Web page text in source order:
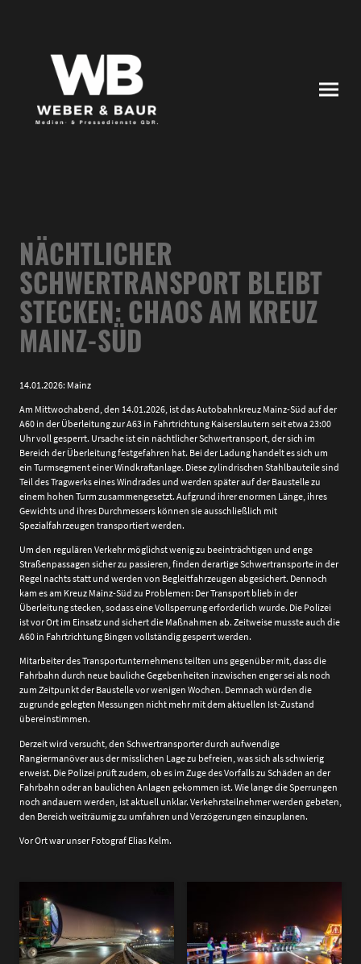
NÄCHTLICHER
SCHWERTRANSPORT BLEIBT
STECKEN: CHAOS AM KREUZ
MAINZ-SÜD
14.01.2026: Mainz
Am Mittwochabend, den 14.01.2026, ist das Autobahnkreuz Mainz-Süd auf der
A60 in der Überleitung zur A63 in Fahrtrichtung Kaiserslautern seit etwa 23:00
Uhr voll gesperrt. Ursache ist ein nächtlicher Schwertransport, der sich im
Bereich der Überleitung festgefahren hat. Bei der Ladung handelt es sich um
ein Turmsegment einer Windkraftanlage. Diese zylindrischen Stahlbauteile sind
Teil des Tragwerks eines Windrades und werden später auf der Baustelle zu
einem hohen Turm zusammengesetzt. Aufgrund ihrer enormen Länge, ihres
Gewichts und ihres Durchmessers können sie ausschließlich mit
Spezialfahrzeugen transportiert werden.
Um den regulären Verkehr möglichst wenig zu beeinträchtigen und enge
Straßenpassagen sicher zu passieren, finden derartige Schwertransporte in der
Regel nachts statt und werden von Begleitfahrzeugen abgesichert. Dennoch
kam es am Kreuz Mainz-Süd zu Problemen: Der Transport blieb in der
Überleitung stecken, sodass eine Vollsperrung erforderlich wurde. Die Polizei
ist vor Ort im Einsatz und sichert die Maßnahmen ab. Zeitweise musste auch die
A60 in Fahrtrichtung Bingen vollständig gesperrt werden.
Mitarbeiter des Transportunternehmens teilten uns gegenüber mit, dass die
Fahrbahn durch neue bauliche Gegebenheiten inzwischen enger sei als noch
zum Zeitpunkt der Baustelle vor wenigen Wochen. Demnach würden die
zugrunde gelegten Messungen nicht mehr mit dem aktuellen Ist-Zustand
übereinstimmen.
Derzeit wird versucht, den Schwertransporter durch aufwendige
Rangiermanöver aus der misslichen Lage zu befreien, was sich als schwierig
erweist. Die Polizei prüft zudem, ob es im Zuge des Vorfalls zu Schäden an der
Fahrbahn oder an baulichen Anlagen gekommen ist. Wie lange die Sperrungen
noch andauern werden, ist aktuell unklar. Verkehrsteilnehmer werden gebeten,
den Bereich weiträumig zu umfahren und Verzögerungen einzuplanen.
Vor Ort war unser Fotograf Elias Kelm.